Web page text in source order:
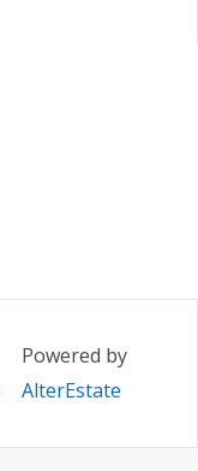
Powered by
AlterEstate